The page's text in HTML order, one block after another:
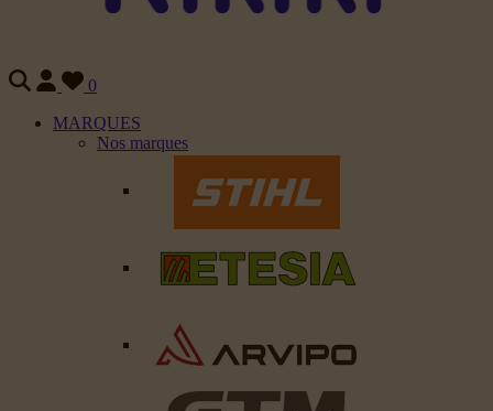
0
MARQUES
Nos marques